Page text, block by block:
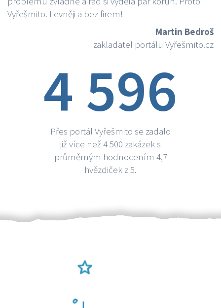
Vyřešmito. Levněji a bez firem!
Martin Bedroš
zakladatel portálu Vyřešmito.cz
4 596
Přes portál Vyřešmito se zadalo
již více než 4 500 zakázek s
průměrným hodnocením 4,7
hvězdiček z 5.